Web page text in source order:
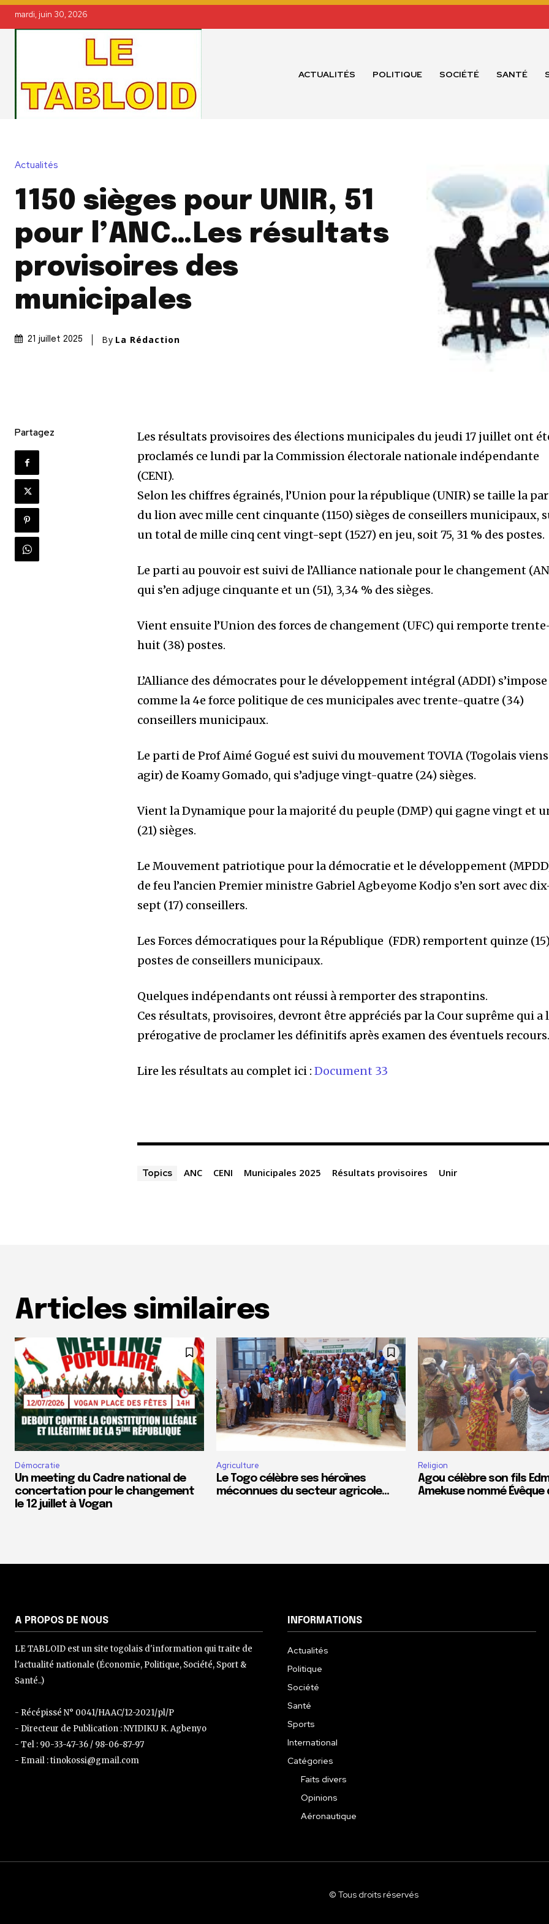
mardi, juin 30, 2026
ACTUALITÉS POLITIQUE SOCIÉTÉ SANTÉ
Actualités
1150 sièges pour UNIR, 51
pour l’ANC…Les résultats
provisoires des
municipales
21 juillet 2025 By La Rédaction
Partagez
Les résultats provisoires des élections municipales du jeudi 17 juillet ont
proclamés ce lundi par la Commission électorale nationale indépendante
(CENI).
Selon les chiffres égrainés, l’Union pour la république (UNIR) se taille la
du lion avec mille cent cinquante (1150) sièges de conseillers municipaux,
un total de mille cinq cent vingt-sept (1527) en jeu, soit 75, 31 % des postes.
Le parti au pouvoir est suivi de l’Alliance nationale pour le changement
qui s’en adjuge cinquante et un (51), 3,34 % des sièges.
Vient ensuite l’Union des forces de changement (UFC) qui remporte
huit (38) postes.
L’Alliance des démocrates pour le développement intégral (ADDI) s’impose
comme la 4e force politique de ces municipales avec trente-quatre (34)
conseillers municipaux.
Le parti de Prof Aimé Gogué est suivi du mouvement TOVIA (Togolais viens
agir) de Koamy Gomado, qui s’adjuge vingt-quatre (24) sièges.
Vient la Dynamique pour la majorité du peuple (DMP) qui gagne vingt et
(21) sièges.
Le Mouvement patriotique pour la démocratie et le développement
de feu l’ancien Premier ministre Gabriel Agbeyome Kodjo s’en sort avec
sept (17) conseillers.
Les Forces démocratiques pour la République (FDR) remportent quinze (15)
postes de conseillers municipaux.
Quelques indépendants ont réussi à remporter des strapontins.
Ces résultats, provisoires, devront être appréciés par la Cour suprême qui a
prérogative de proclamer les définitifs après examen des éventuels recours.
Lire les résultats au complet ici :Document 33
Topics ANC CENI Municipales 2025 Résultats provisoires Unir
Articles similaires
Démocratie
Un meeting du Cadre national de
concertation pour le changement
le 12 juillet à Vogan
Agriculture
Le Togo célèbre ses héroïnes
méconnues du secteur agricole…
Religion
Agou célèbre son fils
Amekuse nommé Évêque
A PROPOS DE NOUS
LE TABLOID est un site togolais d'information qui traite de
l'actualité nationale (Économie, Politique, Société, Sport &
Santé..)
- Récépissé N° 0041/HAAC/12-2021/pl/P
- Directeur de Publication : NYIDIKU K. Agbenyo
- Tel : 90-33-47-36 / 98-06-87-97
- Email : tinokossi@gmail.com
INFORMATIONS
Actualités
Politique
Société
Santé
Sports
International
Catégories
Faits divers
Opinions
Aéronautique
© Tous droits réservés